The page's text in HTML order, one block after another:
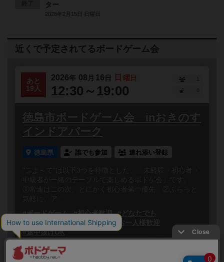
ター
2026年2月15日 日曜日
近くで予定されてるボードゲーム会
あと
19人
2026年 08 月 16 日 日 曜日
12:30～19:00
1
徳島市ボードゲーム会 inおきのす
インドアパーク
徳島県 誰でも参加 連れ添い登録
"こよ～て"は以下3つを特徴とした、「未経験・初心者・
中級者が一緒のテーブルで楽しめるボドゲ会」です。
①常連は二の次、とにかく初心者第一優先 ②ふらっと
気軽に、ア...
#ボードゲーム
#初心者歓迎
#どなたでも
#初参加歓迎
#途中参加OK
#お一人様歓迎
#途中抜けOK
閉じる